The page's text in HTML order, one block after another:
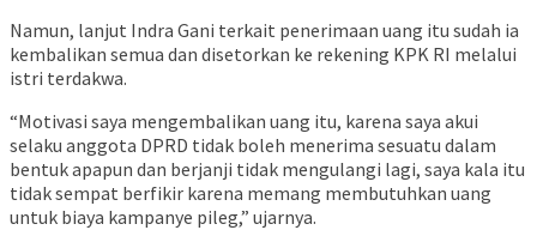
Namun, lanjut Indra Gani terkait penerimaan uang itu sudah ia
kembalikan semua dan disetorkan ke rekening KPK RI melalui
istri terdakwa.
“Motivasi saya mengembalikan uang itu, karena saya akui
selaku anggota DPRD tidak boleh menerima sesuatu dalam
bentuk apapun dan berjanji tidak mengulangi lagi, saya kala itu
tidak sempat berfikir karena memang membutuhkan uang
untuk biaya kampanye pileg,” ujarnya.